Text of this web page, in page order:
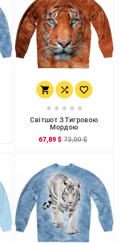
  
    
Світшот З Тигровою
Мордою
67,89 $ 73,00 $